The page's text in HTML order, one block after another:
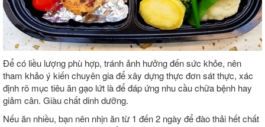
Để có liều lượng phù hợp, tránh ảnh hưởng đến sức khỏe, nên
tham khảo ý kiến chuyên gia để xây dựng thực đơn sát thực, xác
định rõ mục tiêu ăn gạo lứt là để đáp ứng nhu cầu chữa bệnh hay
giảm cân. Giàu chất dinh dưỡng.
Nếu ăn nhiều, bạn nên nhịn ăn từ 1 đến 2 ngày để đào thải hết chất